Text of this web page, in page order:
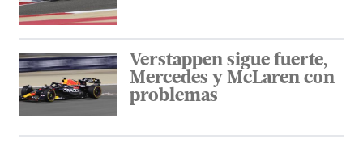
Verstappen sigue fuerte,
Mercedes y McLaren con
problemas